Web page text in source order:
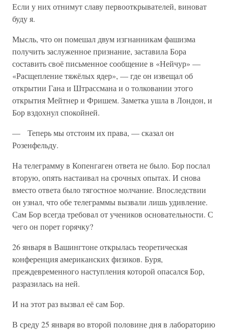
Если у них отнимут славу первооткрывателей, виноват
буду я.
Мысль, что он помешал двум изгнанникам фашизма
получить заслуженное признание, заставила Бора
составить своё письменное сообщение в «Нейчур» —
«Расщепление тяжёлых ядер», — где он извещал об
открытии Гана и Штрассмана и о толковании этого
открытия Мейтнер и Фришем. Заметка ушла в Лондон, и
Бор вздохнул спокойней.
— Теперь мы отстоим их права, — сказал он
Розенфельду.
На телеграмму в Копенгаген ответа не было. Бор послал
вторую, опять настаивал на срочных опытах. И снова
вместо ответа было тягостное молчание. Впоследствии
он узнал, что обе телеграммы вызвали лишь удивление.
Сам Бор всегда требовал от учеников основательности. С
чего он порет горячку?
26 января в Вашингтоне открылась теоретическая
конференция американских физиков. Буря,
преждевременного наступления которой опасался Бор,
разразилась на ней.
И на этот раз вызвал её сам Бор.
В среду 25 января во второй половине дня в лабораторию